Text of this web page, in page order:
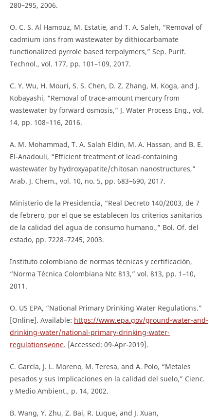
280–295, 2006.
O. C. S. Al Hamouz, M. Estatie, and T. A. Saleh, “Removal of
cadmium ions from wastewater by dithiocarbamate
functionalized pyrrole based terpolymers,” Sep. Purif.
Technol., vol. 177, pp. 101–109, 2017.
C. Y. Wu, H. Mouri, S. S. Chen, D. Z. Zhang, M. Koga, and J.
Kobayashi, “Removal of trace-amount mercury from
wastewater by forward osmosis,” J. Water Process Eng., vol.
14, pp. 108–116, 2016.
A. M. Mohammad, T. A. Salah Eldin, M. A. Hassan, and B. E.
El-Anadouli, “Efficient treatment of lead-containing
wastewater by hydroxyapatite/chitosan nanostructures,”
Arab. J. Chem., vol. 10, no. 5, pp. 683–690, 2017.
Ministerio de la Presidencia, “Real Decreto 140/2003, de 7
de febrero, por el que se establecen los criterios sanitarios
de la calidad del agua de consumo humano.,” Bol. Of. del
estado, pp. 7228–7245, 2003.
Instituto colombiano de normas técnicas y certificación,
“Norma Técnica Colombiana Ntc 813,” vol. 813, pp. 1–10,
2011.
O. US EPA, “National Primary Drinking Water Regulations.”
[Online]. Available: https://www.epa.gov/ground-water-and-
drinking-water/national-primary-drinking-water-
regulations#one. [Accessed: 09-Apr-2019].
C. García, J. L. Moreno, M. Teresa, and A. Polo, “Metales
pesados y sus implicaciones en la calidad del suelo,” Cienc.
y Medio Ambient., p. 14, 2002.
B. Wang, Y. Zhu, Z. Bai, R. Luque, and J. Xuan,